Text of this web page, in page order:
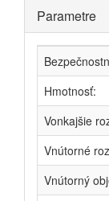
Parametre
Hmotnosť:
Vonkajšie
Vnútorné
Vnútorný